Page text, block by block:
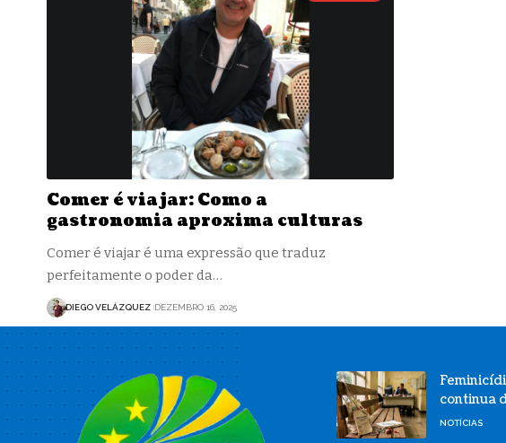
Comer é viajar: Como a
gastronomia aproxima culturas
Comer é viajar é uma expressão que traduz
perfeitamente o poder da…
DIEGO VELÁZQUEZ DEZEMBRO 16, 2025
continua
NOTÍCIAS